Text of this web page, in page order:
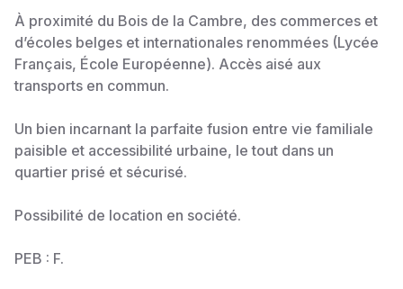
À proximité du Bois de la Cambre, des commerces et
d’écoles belges et internationales renommées (Lycée
Français, École Européenne). Accès aisé aux
transports en commun.
Un bien incarnant la parfaite fusion entre vie familiale
paisible et accessibilité urbaine, le tout dans un
quartier prisé et sécurisé.
Possibilité de location en société.
PEB : F.